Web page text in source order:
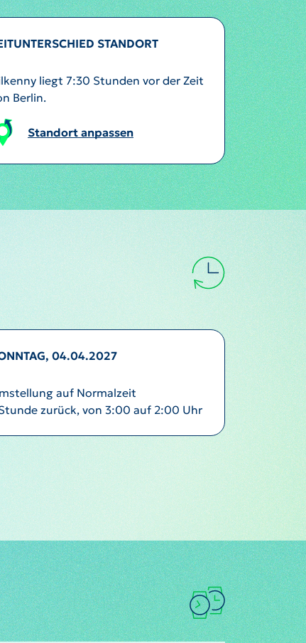
STANDORT
liegt 7:30 Stunden vor der Zeit
Berlin.
Standort anpassen
04.04.2027
auf Normalzeit
zurück, von 3:00 auf 2:00 Uhr